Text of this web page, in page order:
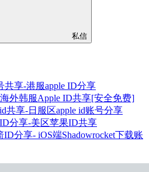
私信
共享-港服apple ID分享
外韩服Apple ID共享[安全免费]
共享-日服区apple id账号分享
分享-美区苹果ID共享
分享- iOS端Shadowrocket下载账